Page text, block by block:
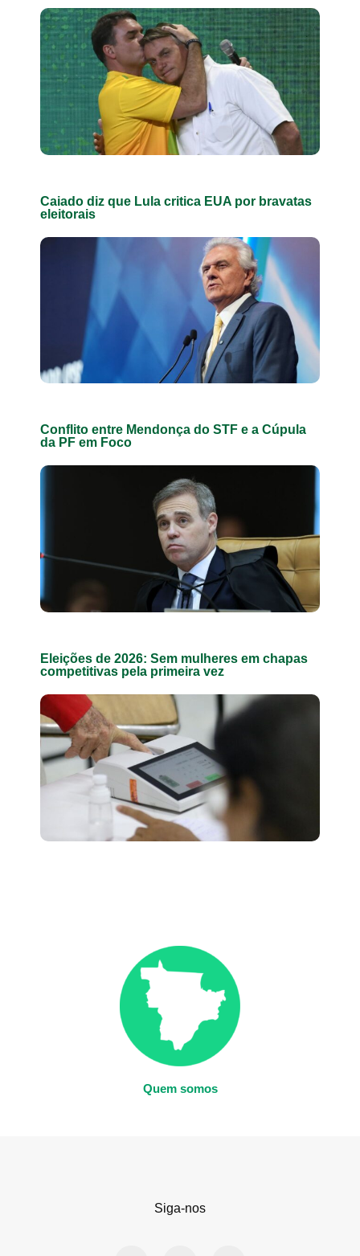
Caiado diz que Lula critica EUA por bravatas
eleitorais
Conflito entre Mendonça do STF e a Cúpula
da PF em Foco
Eleições de 2026: Sem mulheres em chapas
competitivas pela primeira vez
Quem somos
Siga-nos